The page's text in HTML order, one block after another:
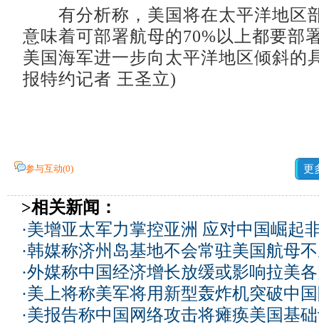
有分析称，美国将在太平洋地区
意味着可部署航母的70%以上都要部
美国海军进一步向太平洋地区倾斜的
报特约记者 王圣立)
参与互动(0) 更
>相关新闻：
·美增亚太军力掌控亚洲 应对中国崛起
·韩媒称济州岛基地不会常驻美国航母
·外媒称中国经济增长放缓或影响拉美
·美上将称美军将用新型轰炸机突破中
·美报告称中国网络攻击将瘫痪美国基